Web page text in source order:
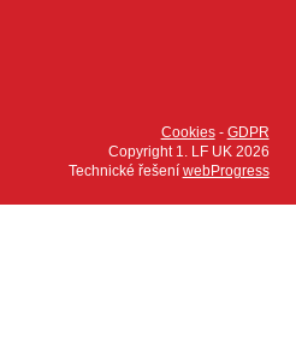
Cookies- GDPR
Copyright 1. LF UK 2026
Technické řešení webProgress